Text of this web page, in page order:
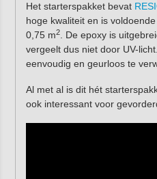
Het starterspakket bevat
hoge kwaliteit en is
0,75 m2. De epoxy is
vergeelt dus niet door UV-
eenvoudig en geurloos te
Al met al is dit hét
ook interessant voor